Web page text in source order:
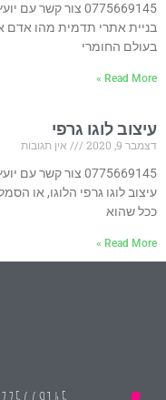
0775669145 צור
בניית אתרי תדמית מהו אדם
בעולם החומרי
Read More »
עיצוב לוגו גרפי
דצמבר 9, 2020
אין תגובות
0775669145 צור
עיצוב לוגו גרפי הלוגו, או
ככל שהוא
Read More »